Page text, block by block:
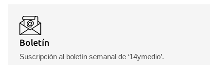
Boletín
Suscripción al boletín semanal de ‘14ymedio’.